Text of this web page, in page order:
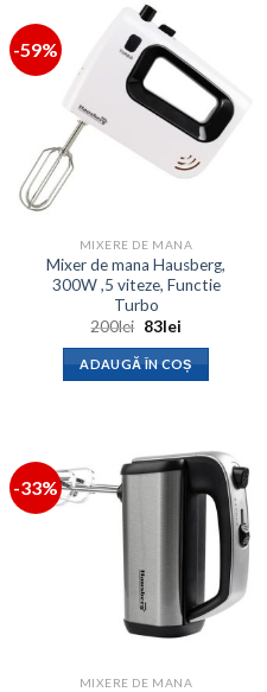
-59%
MIXERE DE MANA
Mixer de mana Hausberg,
300W ,5 viteze, Functie
Turbo
200lei Prețul
a
fost:
200lei.
83leiPrețul
este:
83lei.
ADAUGĂ ÎN COȘ
-33%
MIXERE DE MANA